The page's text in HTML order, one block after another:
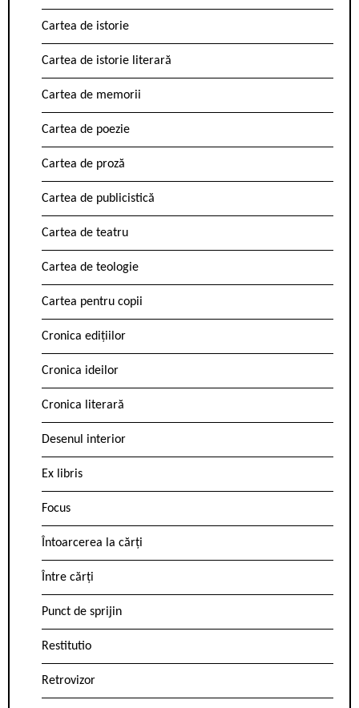
Cartea de istorie
Cartea de istorie literară
Cartea de memorii
Cartea de poezie
Cartea de proză
Cartea de publicistică
Cartea de teatru
Cartea de teologie
Cartea pentru copii
Cronica edițiilor
Cronica ideilor
Cronica literară
Desenul interior
Ex libris
Focus
Întoarcerea la cărți
Între cărți
Punct de sprijin
Restitutio
Retrovizor